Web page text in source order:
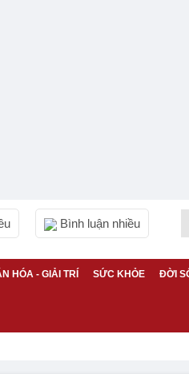
Bình luận nhiều
HÓA - GIẢI TRÍ SỨC KHỎE ĐỜI